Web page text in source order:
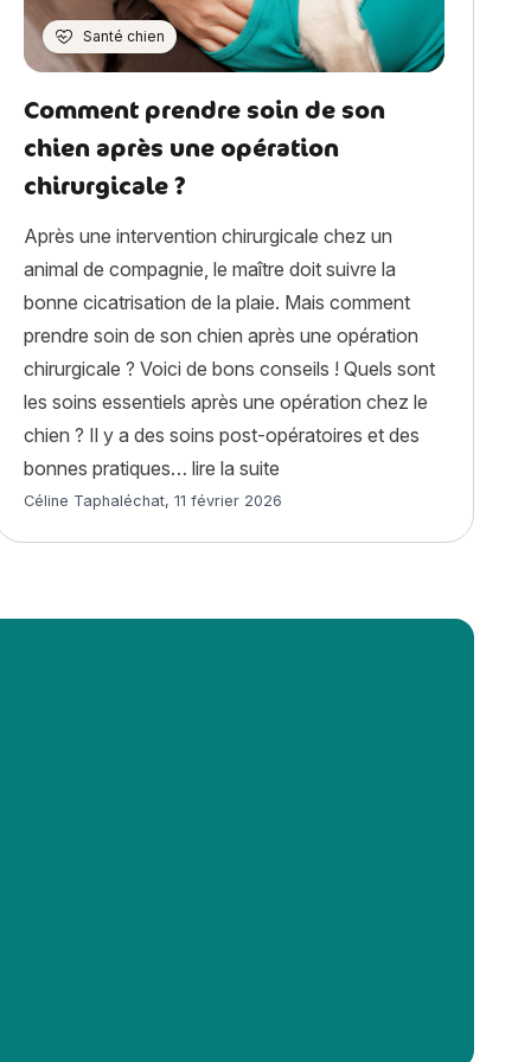
la plage »
histoire, caractère, alimentation, entretien, santé et assurance
Santé chien
Comment prendre soin de son
chien après une opération
chirurgicale ?
Après une intervention chirurgicale chez un
animal de compagnie, le maître doit suivre la
bonne cicatrisation de la plaie. Mais comment
prendre soin de son chien après une opération
chirurgicale ? Voici de bons conseils ! Quels sont
les soins essentiels après une opération chez le
chien ? Il y a des soins post-opératoires et des
bonnes pratiques… lire la suite« Comment prendre soin de
Article rédigé par
Céline Taphaléchat, 11 février 2026